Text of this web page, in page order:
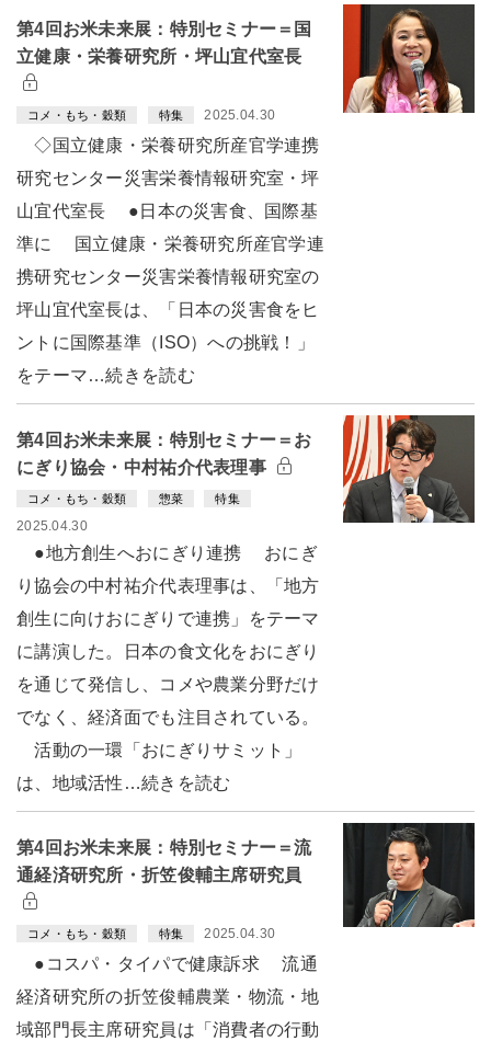
第4回お米未来展：特別セミナー＝国
立健康・栄養研究所・坪山宜代室長
コメ・もち・穀類 特集 2025.04.30
◇国立健康・栄養研究所産官学連携
研究センター災害栄養情報研究室・坪
山宜代室長 ●日本の災害食、国際基
準に 国立健康・栄養研究所産官学連
携研究センター災害栄養情報研究室の
坪山宜代室長は、「日本の災害食をヒ
ントに国際基準（ISO）への挑戦！」
をテーマ…続きを読む
第4回お米未来展：特別セミナー＝お
にぎり協会・中村祐介代表理事
コメ・もち・穀類 惣菜 特集
2025.04.30
●地方創生へおにぎり連携 おにぎ
り協会の中村祐介代表理事は、「地方
創生に向けおにぎりで連携」をテーマ
に講演した。日本の食文化をおにぎり
を通じて発信し、コメや農業分野だけ
でなく、経済面でも注目されている。
活動の一環「おにぎりサミット」
は、地域活性…続きを読む
第4回お米未来展：特別セミナー＝流
通経済研究所・折笠俊輔主席研究員
コメ・もち・穀類 特集 2025.04.30
●コスパ・タイパで健康訴求 流通
経済研究所の折笠俊輔農業・物流・地
域部門長主席研究員は「消費者の行動